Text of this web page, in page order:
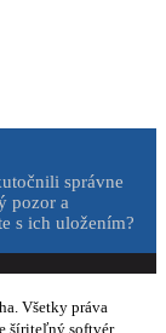
správne
pozor a
s ich uložením?
Všetky práva
šíriteľný softvér